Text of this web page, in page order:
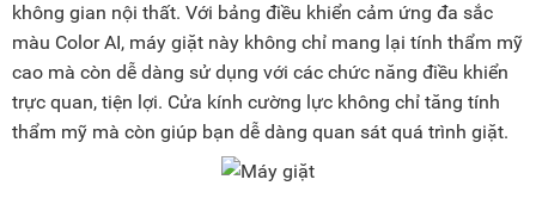
không gian nội thất. Với bảng điều khiển cảm ứng đa sắc
màu Color AI, máy giặt này không chỉ mang lại tính thẩm mỹ
cao mà còn dễ dàng sử dụng với các chức năng điều khiển
trực quan, tiện lợi. Cửa kính cường lực không chỉ tăng tính
thẩm mỹ mà còn giúp bạn dễ dàng quan sát quá trình giặt.